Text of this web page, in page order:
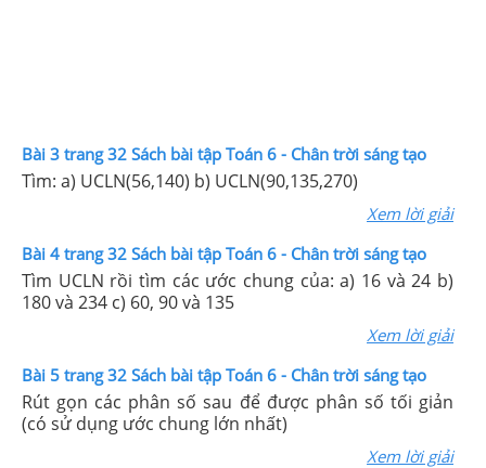
Bài 3 trang 32 Sách bài tập Toán 6 - Chân trời sáng tạo
Tìm: a) UCLN(56,140) b) UCLN(90,135,270)
Xem lời giải
Bài 4 trang 32 Sách bài tập Toán 6 - Chân trời sáng tạo
Tìm UCLN rồi tìm các ước chung của: a) 16 và 24 b)
180 và 234 c) 60, 90 và 135
Xem lời giải
Bài 5 trang 32 Sách bài tập Toán 6 - Chân trời sáng tạo
Rút gọn các phân số sau để được phân số tối giản
(có sử dụng ước chung lớn nhất)
Xem lời giải